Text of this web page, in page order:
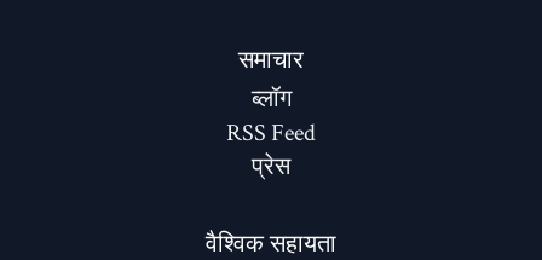
समाचार
ब्लॉग
RSS Feed
प्रेस
वैश्विक सहायता